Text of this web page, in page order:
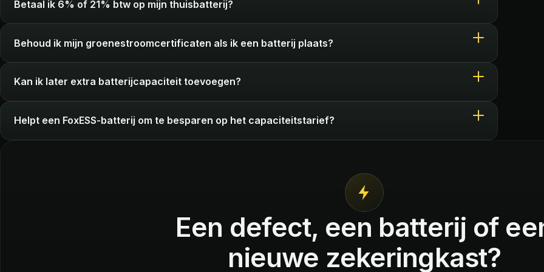
Betaal ik 6% of 21% btw op mijn thuisbatterij?
Behoud ik mijn groenestroomcertificaten als ik een batterij plaats?
Kan ik later extra batterijcapaciteit toevoegen?
Helpt een FoxESS-batterij om te besparen op het capaciteitstarief?
Een defect, een batterij of
nieuwe zekeringkast?